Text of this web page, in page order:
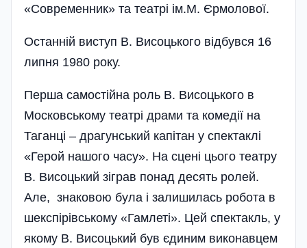
«Современник» та театрі ім.М. Єрмолової.
Останній виступ В. Висоцького відбувся 16
липня 1980 року.
Перша самостійна роль В. Висоцького в
Московському театрі драми та комедії на
Таганці – драгунський капітан у спектаклі
«Герой нашого часу». На сцені цього театру
В. Висоцький зіграв понад десять ролей.
Але, знаковою була і залишилась робота в
шекспірівському «Гамлеті». Цей спектакль, у
якому В. Висоцький був єдиним виконавцем